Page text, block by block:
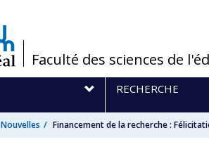
/Faculté des sciences de
RECHERCHE
Nouvelles Financement de la recherche :